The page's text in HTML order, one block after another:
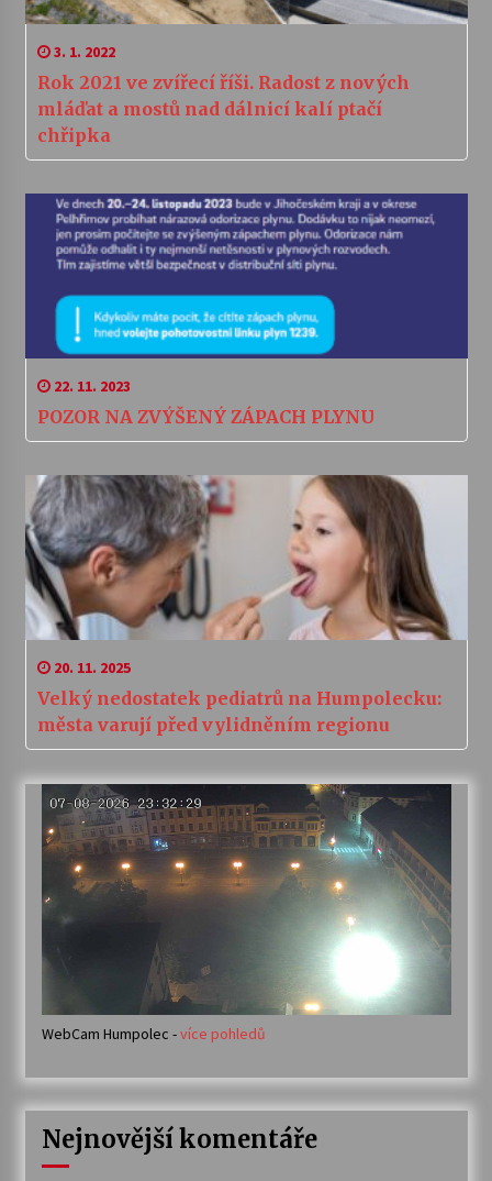
3. 1. 2022
Rok 2021 ve zvířecí říši. Radost z nových
mláďat a mostů nad dálnicí kalí ptačí
chřipka
22. 11. 2023
POZOR NA ZVÝŠENÝ ZÁPACH PLYNU
20. 11. 2025
Velký nedostatek pediatrů na Humpolecku:
města varují před vylidněním regionu
WebCam Humpolec -více pohledů
Nejnovější komentáře